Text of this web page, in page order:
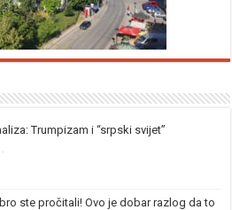
Trumpizam i “srpski svijet”
ste pročitali! Ovo je dobar razlog da to